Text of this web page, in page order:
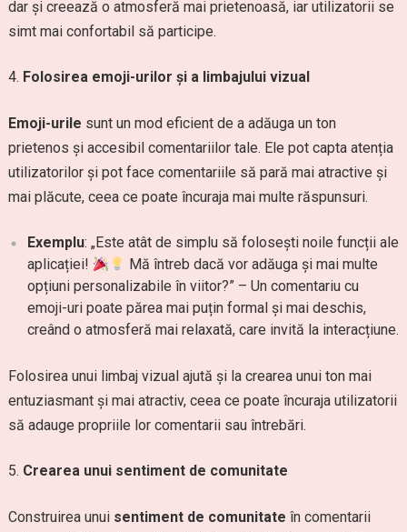
dar și creează o atmosferă mai prietenoasă, iar utilizatorii se
simt mai confortabil să participe.
Folosirea emoji-urilor și a limbajului vizual
Emoji-urile sunt un mod eficient de a adăuga un ton
prietenos și accesibil comentariilor tale. Ele pot capta atenția
utilizatorilor și pot face comentariile să pară mai atractive și
mai plăcute, ceea ce poate încuraja mai multe răspunsuri.
Exemplu: „Este atât de simplu să folosești noile funcții ale
aplicației!
Mă întreb dacă vor adăuga și mai multe
opțiuni personalizabile în viitor?” – Un comentariu cu
emoji-uri poate părea mai puțin formal și mai deschis,
creând o atmosferă mai relaxată, care invită la interacțiune.
Folosirea unui limbaj vizual ajută și la crearea unui ton mai
entuziasmant și mai atractiv, ceea ce poate încuraja utilizatorii
să adauge propriile lor comentarii sau întrebări.
Crearea unui sentiment de comunitate
Construirea unui sentiment de comunitate în comentarii